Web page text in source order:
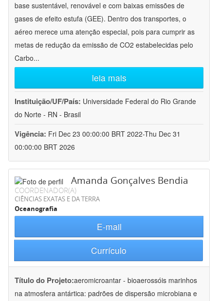
base sustentável, renovável e com baixas emissões de
gases de efeito estufa (GEE). Dentro dos transportes, o
aéreo merece uma atenção especial, pois para cumprir as
metas de redução da emissão de CO2 estabelecidas pelo
Carbo...
leia mais
Instituição/UF/País: Universidade Federal do Rio Grande
do Norte - RN - Brasil
Vigência: Fri Dec 23 00:00:00 BRT 2022-Thu Dec 31
00:00:00 BRT 2026
Amanda Gonçalves Bendia
COORDENADOR(A)
CIÊNCIAS EXATAS E DA TERRA
Oceanografia
E-mail
Currículo
Título do Projeto:aeromicroantar - bioaerossóis marinhos
na atmosfera antártica: padrões de dispersão microbiana e